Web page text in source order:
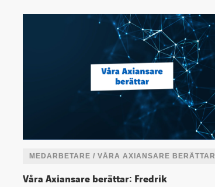
MEDARBETARE / VÅRA AXIANSARE BERÄTTAR
Våra Axiansare berättar: Fredrik